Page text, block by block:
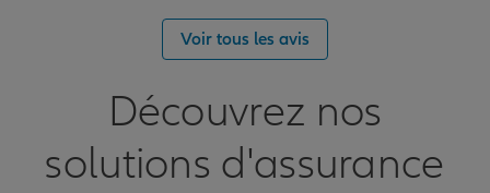
Voir tous les avis
Découvrez nos
solutions d'assurance